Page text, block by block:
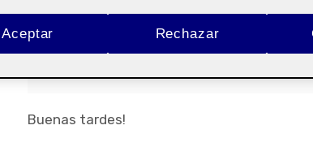
Buenas tardes!
Rechazar
Aceptar